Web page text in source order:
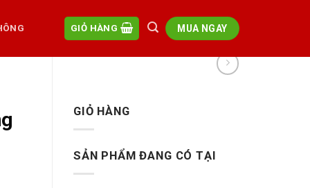
GIỎ HÀNG MUA NGAY
GIỎ HÀNG
SẢN PHẨM ĐANG CÓ TẠI